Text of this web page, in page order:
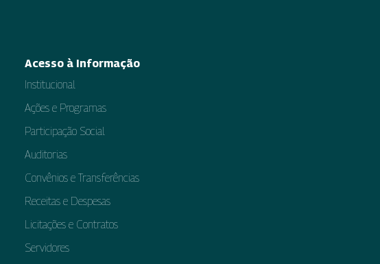
Acesso à Informação
Institucional
Ações e Programas
Participação Social
Auditorias
Convênios e Transferências
Receitas e Despesas
Licitações e Contratos
Servidores